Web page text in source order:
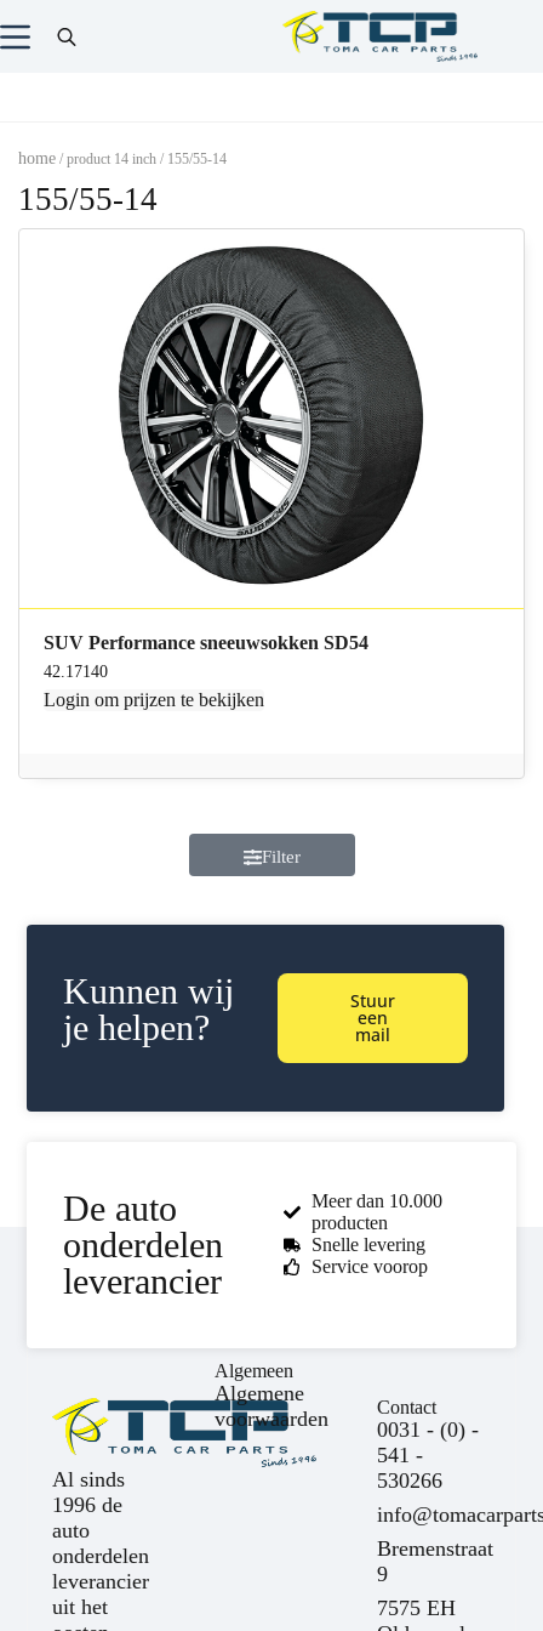
home / product 14 inch / 155/55-14
155/55-14
SUV Performance sneeuwsokken SD54
42.17140
Login om prijzen te bekijken
Filter
Kunnen wij
je helpen?
Stuur
een
mail
De auto
onderdelen
leverancier
Meer dan 10.000
producten
Snelle levering
Service voorop
Al sinds
1996 de
auto
onderdelen
leverancier
uit het
Algemeen
Algemene
voorwaarden
Contact
0031 - (0) -
541 -
530266
Bremenstraat
9
7575 EH